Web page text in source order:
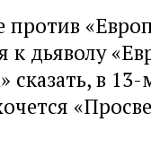
против
к дьяволу
сказать, в